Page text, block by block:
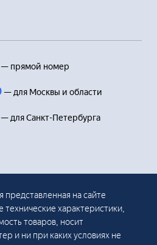
— прямой номер
— для Москвы и области
— для Санкт-Петербурга
на сайте
характеристики,
товаров, носит
и ни при каких условиях не